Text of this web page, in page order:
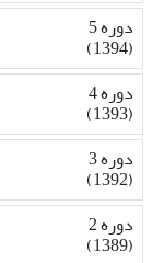
دوره 5
(1394)
دوره 4
(1393)
دوره 3
(1392)
دوره 2
(1389)